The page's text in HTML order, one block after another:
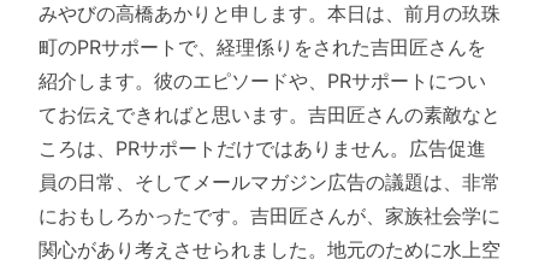
みやびの高橋あかりと申します。本日は、前月の玖珠
町のPRサポートで、経理係りをされた吉田匠さんを
紹介します。彼のエピソードや、PRサポートについ
てお伝えできればと思います。吉田匠さんの素敵なと
ころは、PRサポートだけではありません。広告促進
員の日常、そしてメールマガジン広告の議題は、非常
におもしろかったです。吉田匠さんが、家族社会学に
関心があり考えさせられました。地元のために水上空